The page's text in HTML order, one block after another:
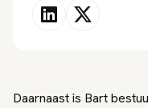
Daarnaast is Bart